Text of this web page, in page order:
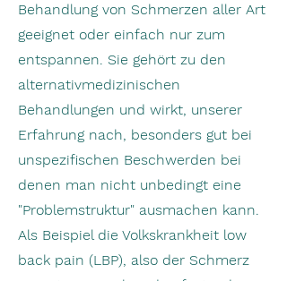
Behandlung von Schmerzen aller Art
geeignet oder einfach nur zum
entspannen. Sie gehört zu den
alternativmedizinischen
Behandlungen und wirkt, unserer
Erfahrung nach, besonders gut bei
unspezifischen Beschwerden bei
denen man nicht unbedingt eine
"Problemstruktur" ausmachen kann.
Als Beispiel die Volkskrankheit low
back pain (LBP), also der Schmerz